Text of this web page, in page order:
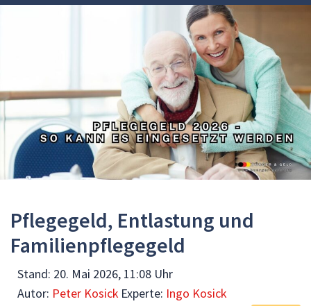
Pflegegeld, Entlastung und
Familienpflegegeld
Stand: 20. Mai 2026, 11:08 Uhr
Autor: Peter Kosick Experte: Ingo Kosick